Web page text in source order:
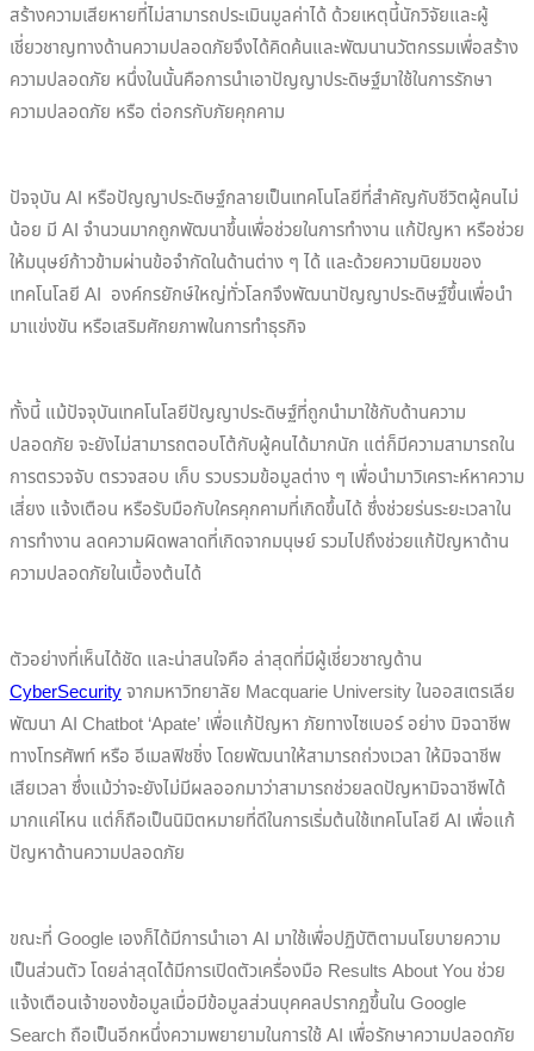
สร้างความเสียหายที่ไม่สามารถประเมินมูลค่าได้ ด้วยเหตุนี้นักวิจัยและผู้
เชี่ยวชาญทางด้านความปลอดภัยจึงได้คิดค้นและพัฒนานวัตกรรมเพื่อสร้าง
ความปลอดภัย หนึ่งในนั้นคือการนำเอาปัญญาประดิษฐ์มาใช้ในการรักษา
ความปลอดภัย หรือ ต่อกรกับภัยคุกคาม
ปัจจุบัน AI หรือปัญญาประดิษฐ์กลายเป็นเทคโนโลยีที่สำคัญกับชีวิตผู้คนไม่
น้อย มี AI จำนวนมากถูกพัฒนาขึ้นเพื่อช่วยในการทำงาน แก้ปัญหา หรือช่วย
ให้มนุษย์ก้าวข้ามผ่านข้อจำกัดในด้านต่าง ๆ ได้ และด้วยความนิยมของ
เทคโนโลยี AI องค์กรยักษ์ใหญ่ทั่วโลกจึงพัฒนาปัญญาประดิษฐ์ขึ้นเพื่อนำ
มาแข่งขัน หรือเสริมศักยภาพในการทำธุรกิจ
ทั้งนี้ แม้ปัจจุบันเทคโนโลยีปัญญาประดิษฐ์ที่ถูกนำมาใช้กับด้านความ
ปลอดภัย จะยังไม่สามารถตอบโต้กับผู้คนได้มากนัก แต่ก็มีความสามารถใน
การตรวจจับ ตรวจสอบ เก็บ รวบรวมข้อมูลต่าง ๆ เพื่อนำมาวิเคราะห์หาความ
เสี่ยง แจ้งเตือน หรือรับมือกับใครคุกคามที่เกิดขึ้นได้ ซึ่งช่วยร่นระยะเวลาใน
การทำงาน ลดความผิดพลาดที่เกิดจากมนุษย์ รวมไปถึงช่วยแก้ปัญหาด้าน
ความปลอดภัยในเบื้องต้นได้
ตัวอย่างที่เห็นได้ชัด และน่าสนใจคือ ล่าสุดที่มีผู้เชี่ยวชาญด้าน
CyberSecurityจากมหาวิทยาลัย Macquarie University ในออสเตรเลีย
พัฒนา AI Chatbot ‘Apate’ เพื่อแก้ปัญหา ภัยทางไซเบอร์ อย่าง มิจฉาชีพ
ทางโทรศัพท์ หรือ อีเมลฟิชชิ่ง โดยพัฒนาให้สามารถถ่วงเวลา ให้มิจฉาชีพ
เสียเวลา ซึ่งแม้ว่าจะยังไม่มีผลออกมาว่าสามารถช่วยลดปัญหามิจฉาชีพได้
มากแค่ไหน แต่ก็ถือเป็นนิมิตหมายที่ดีในการเริ่มต้นใช้เทคโนโลยี AI เพื่อแก้
ปัญหาด้านความปลอดภัย
ขณะที่ Google เองก็ได้มีการนำเอา AI มาใช้เพื่อปฏิบัติตามนโยบายความ
เป็นส่วนตัว โดยล่าสุดได้มีการเปิดตัวเครื่องมือ Results About You ช่วย
แจ้งเตือนเจ้าของข้อมูลเมื่อมีข้อมูลส่วนบุคคลปรากฏขึ้นใน Google
Search ถือเป็นอีกหนึ่งความพยายามในการใช้ AI เพื่อรักษาความปลอดภัย